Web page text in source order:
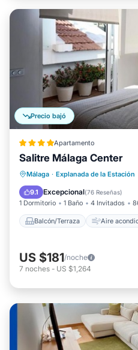
Precio bajó
Apartamento
Salitre Málaga Center
Málaga · Explanada de la Estación
9.1 Excepcional(76 Reseñas)
1 Dormitorio 1 Baño 4 Invitados
Balcón/Terraza Aire
Balcón/Terraza
Internet
US $181/noche
7 noches - US $1,264